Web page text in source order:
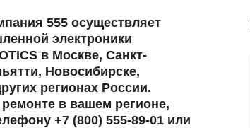
555 осуществляет
электроники
в Москве, Санкт-
Новосибирске,
регионах России.
в вашем регионе,
+7 (800) 555-89-01 или